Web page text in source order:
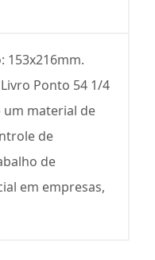
153x216mm.
Ponto 54 1/4
um material de
de
de
em empresas,